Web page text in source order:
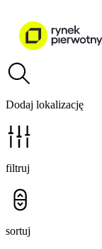
Dodaj lokalizację
filtruj
sortuj